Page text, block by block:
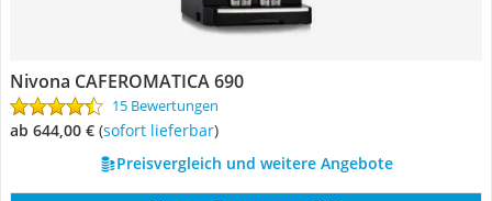
Nivona CAFEROMATICA 690
15 Bewertungen
ab 644,00 € ( Sofort lieferbar)
Preisvergleich und weitere Angebote